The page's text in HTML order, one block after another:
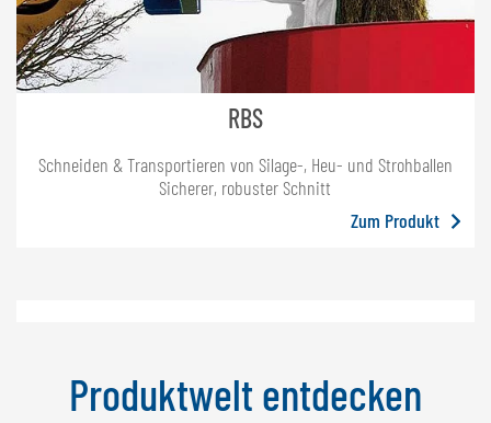
RBS
Schneiden & Transportieren von Silage-, Heu- und Strohballen
Sicherer, robuster Schnitt
Zum Produkt
Produktwelt entdecken